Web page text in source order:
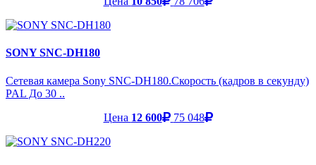
SONY SNC-DH180
Сетевая камера Sony SNC-DH180.Скорость (кадров в секунду)
PAL До 30 ..
Цена 12 600 75 048